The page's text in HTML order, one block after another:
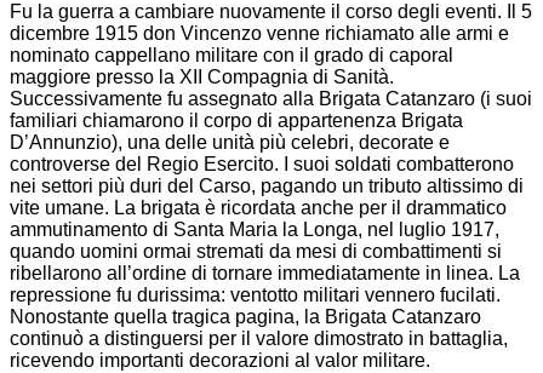
Fu la guerra a cambiare nuovamente il corso degli eventi. Il 5
dicembre 1915 don Vincenzo venne richiamato alle armi e
nominato cappellano militare con il grado di caporal
maggiore presso la XII Compagnia di Sanità.
Successivamente fu assegnato alla Brigata Catanzaro (i suoi
familiari chiamarono il corpo di appartenenza Brigata
D’Annunzio), una delle unità più celebri, decorate e
controverse del Regio Esercito. I suoi soldati combatterono
nei settori più duri del Carso, pagando un tributo altissimo di
vite umane. La brigata è ricordata anche per il drammatico
ammutinamento di Santa Maria la Longa, nel luglio 1917,
quando uomini ormai stremati da mesi di combattimenti si
ribellarono all’ordine di tornare immediatamente in linea. La
repressione fu durissima: ventotto militari vennero fucilati.
Nonostante quella tragica pagina, la Brigata Catanzaro
continuò a distinguersi per il valore dimostrato in battaglia,
ricevendo importanti decorazioni al valor militare.